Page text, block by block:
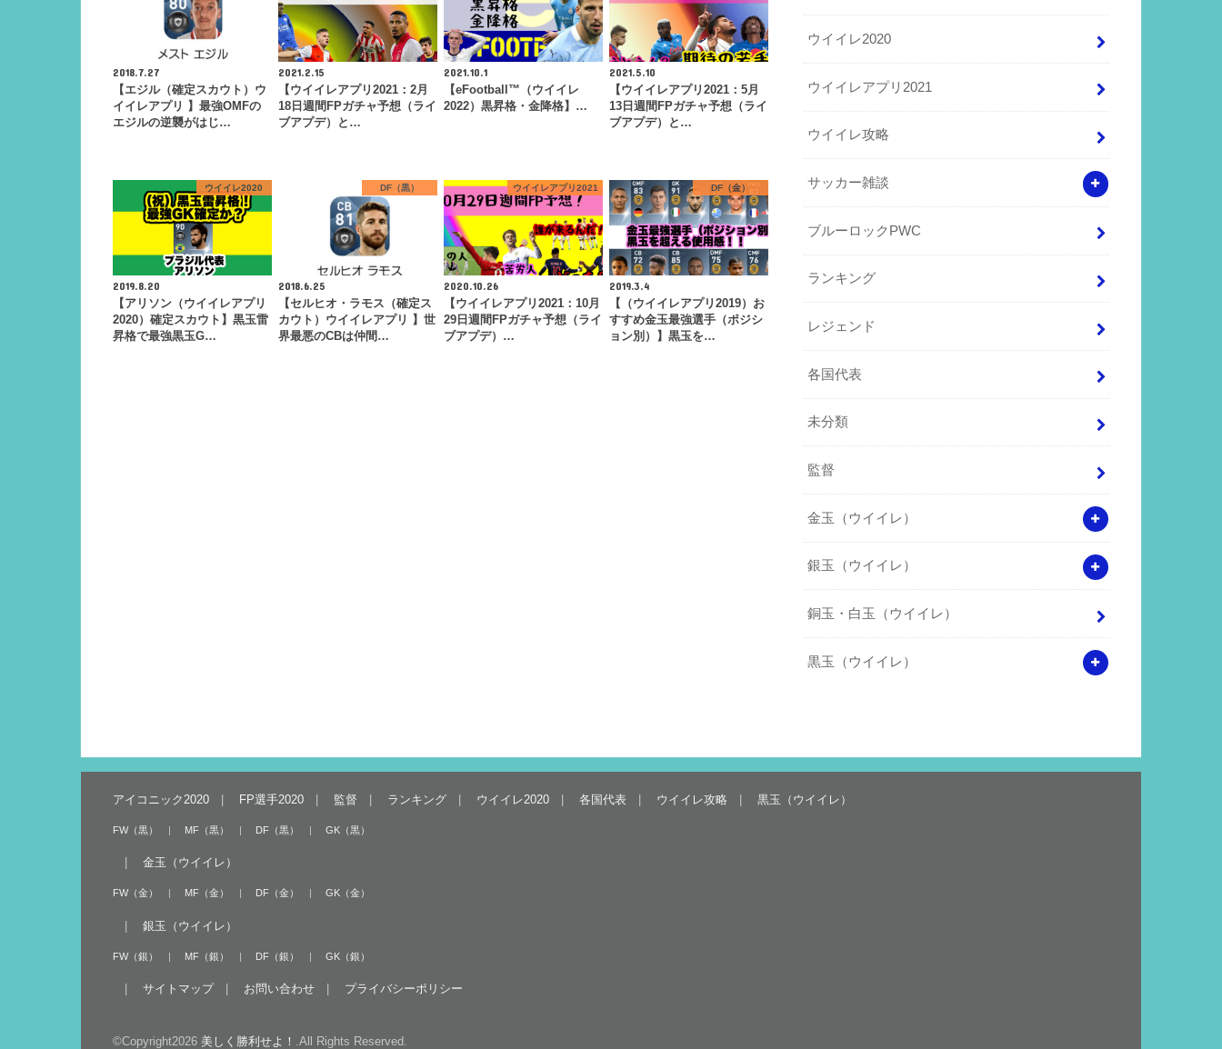
2018.7.27
【エジル（確定スカウト）ウ
イイレアプリ 】最強OMFの
エジルの逆襲がはじ…
2021.2.15
【ウイイレアプリ2021：2月
18日週間FPガチャ予想（ライ
ブアプデ）と…
2021.10.1
【eFootball™（ウイイレ
2022）黒昇格・金降格】…
2021.5.10
【ウイイレアプリ2021：5月
13日週間FPガチャ予想（ライ
ブアプデ）と…
ウイイレ2020
2019.8.20
【アリソン（ウイイレアプリ
2020）確定スカウト】黒玉雷
昇格で最強黒玉G…
DF（黒）
2018.6.25
【セルヒオ・ラモス（確定ス
カウト）ウイイレアプリ 】世
界最悪のCBは仲間…
ウイイレアプリ2021
2020.10.26
【ウイイレアプリ2021：10月
29日週間FPガチャ予想（ライ
ブアプデ）…
DF（金）
2019.3.4
【（ウイイレアプリ2019）お
すすめ金玉最強選手（ポジシ
ョン別）】黒玉を…
ウイイレ2020
ウイイレアプリ2021
ウイイレ攻略
サッカー雑談
ブルーロックPWC
ランキング
レジェンド
各国代表
未分類
監督
金玉（ウイイレ）
銀玉（ウイイレ）
銅玉・白玉（ウイイレ）
黒玉（ウイイレ）
アイコニック2020 FP選手2020 監督 ランキング ウイイレ2020 各国代表 ウイイレ攻略 黒玉（ウイイレ）
FW（黒） MF（黒） DF（黒） GK（黒）
金玉（ウイイレ）
FW（金） MF（金） DF（金） GK（金）
銀玉（ウイイレ）
FW（銀） MF（銀） DF（銀） GK（銀）
サイトマップ お問い合わせ プライバシーポリシー
©Copyright2026 美しく勝利せよ！ .All Rights Reserved.